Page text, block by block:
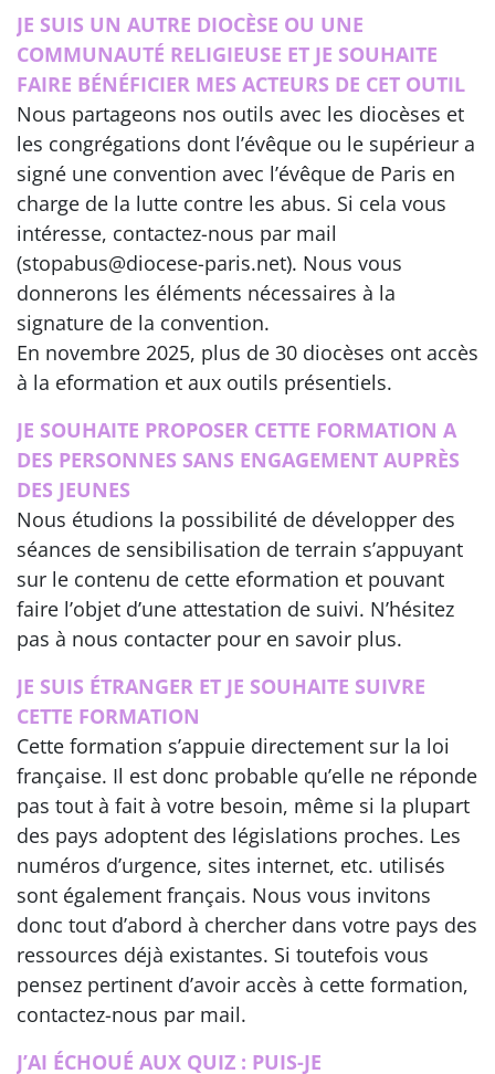
JE SUIS UN AUTRE DIOCÈSE OU UNE
COMMUNAUTÉ RELIGIEUSE ET JE SOUHAITE
FAIRE BÉNÉFICIER MES ACTEURS DE CET OUTIL
Nous partageons nos outils avec les diocèses et
les congrégations dont l’évêque ou le supérieur a
signé une convention avec l’évêque de Paris en
charge de la lutte contre les abus. Si cela vous
intéresse, contactez-nous par mail
(stopabus@diocese-paris.net). Nous vous
donnerons les éléments nécessaires à la
signature de la convention.
En novembre 2025, plus de 30 diocèses ont accès
à la eformation et aux outils présentiels.
JE SOUHAITE PROPOSER CETTE FORMATION A
DES PERSONNES SANS ENGAGEMENT AUPRÈS
DES JEUNES
Nous étudions la possibilité de développer des
séances de sensibilisation de terrain s’appuyant
sur le contenu de cette eformation et pouvant
faire l’objet d’une attestation de suivi. N’hésitez
pas à nous contacter pour en savoir plus.
JE SUIS ÉTRANGER ET JE SOUHAITE SUIVRE
CETTE FORMATION
Cette formation s’appuie directement sur la loi
française. Il est donc probable qu’elle ne réponde
pas tout à fait à votre besoin, même si la plupart
des pays adoptent des législations proches. Les
numéros d’urgence, sites internet, etc. utilisés
sont également français. Nous vous invitons
donc tout d’abord à chercher dans votre pays des
ressources déjà existantes. Si toutefois vous
pensez pertinent d’avoir accès à cette formation,
contactez-nous par mail.
J’AI ÉCHOUÉ AUX QUIZ : PUIS-JE